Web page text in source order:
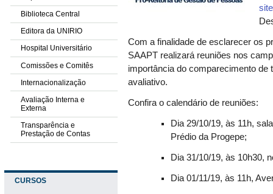
Biblioteca Central
Editora da UNIRIO
Hospital Universitário
Comissões e Comitês
Internacionalização
Avaliação Interna e
Externa
Transparência e
Prestação de Contas
CURSOS
Com a finalidade de esclarecer os
SAAPT realizará reuniões nos
importância do comparecimento
avaliativo.
Confira o calendário de reuniões:
Dia 29/10/19, às 11h,
Prédio da Progepe;
Dia 31/10/19, às 10h30,
Dia 01/11/19, às 11h,